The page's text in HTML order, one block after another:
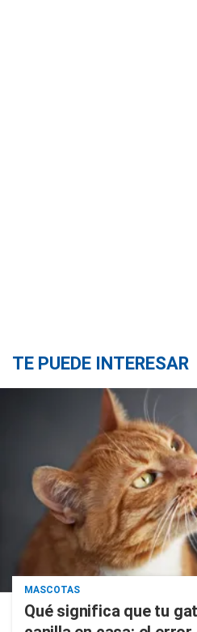
TE PUEDE INTERESAR
MASCOTAS
Qué significa que tu